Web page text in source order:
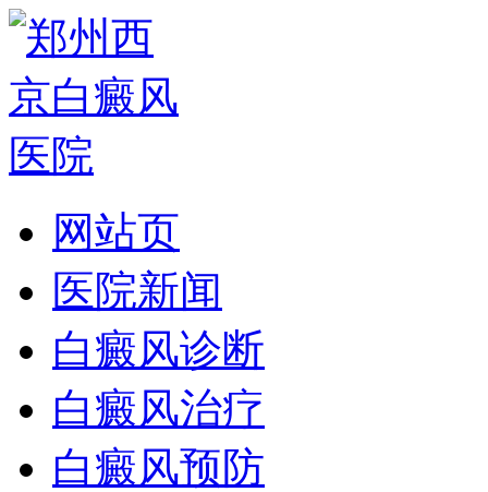
网站页
医院新闻
白癜风诊断
白癜风治疗
白癜风预防